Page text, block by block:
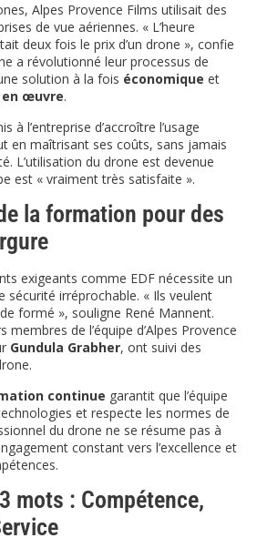
Alpes Provence Films utilisait des
de vue aériennes. « L’heure
deux fois le prix d’un drone », confie
a révolutionné leur processus de
solution à la fois économique et
œuvre.
à l’entreprise d’accroître l’usage
en maîtrisant ses coûts, sans jamais
L’utilisation du drone est devenue
est « vraiment très satisfaite ».
la formation pour des
exigeants comme EDF nécessite un
sécurité irréprochable. « Ils veulent
formé », souligne René Mannent.
membres de l’équipe d’Alpes Provence
Gundula Grabher, ont suivi des
continue garantit que l’équipe
et respecte les normes de
du drone ne se résume pas à
constant vers l’excellence et
mots : Compétence,